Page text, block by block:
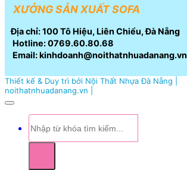
XƯỞNG SẢN XUẤT SOFA
Địa chỉ: 100 Tô Hiệu, Liên Chiểu, Đà Nẵng
Hotline: 0769.60.80.68
Email: kinhdoanh@noithatnhuadanang.vn
Thiết kế & Duy trì bởi Nội Thất Nhựa Đà Nẵng |
noithatnhuadanang.vn |
Tìm
kiếm: